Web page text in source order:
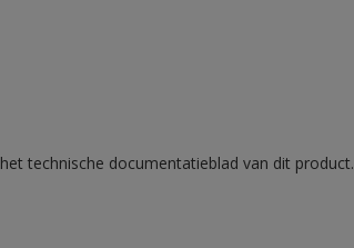
technische documentatieblad van dit product.